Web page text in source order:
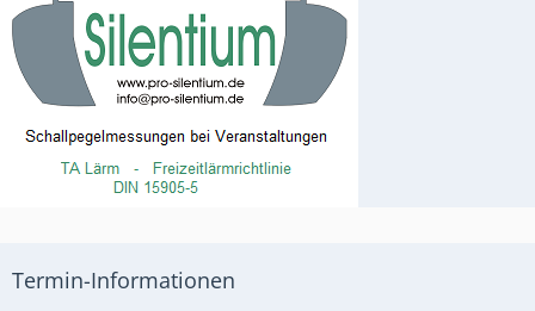
Termin-Informationen